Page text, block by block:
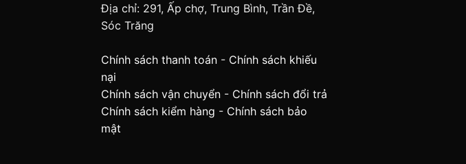
Địa chỉ: 291, Ấp chợ, Trung Bình, Trần Đề,
Sóc Trăng
Chính sách thanh toán - Chính sách khiếu
nại
Chính sách vận chuyển - Chính sách đổi trả
Chính sách kiểm hàng - Chính sách bảo
mật